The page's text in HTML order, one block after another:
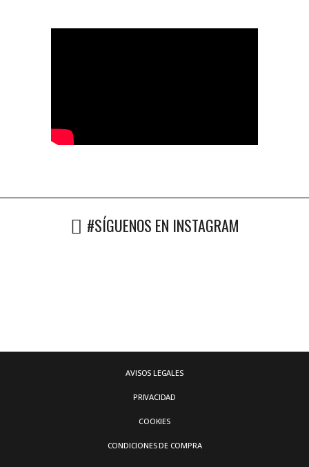
#SÍGUENOS EN INSTAGRAM
AVISOS LEGALES
PRIVACIDAD
COOKIES
CONDICIONES DE COMPRA